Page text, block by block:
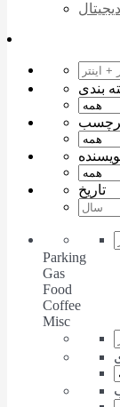
بندی
تاریخ
Parking
Gas
Food
Coffee
Misc